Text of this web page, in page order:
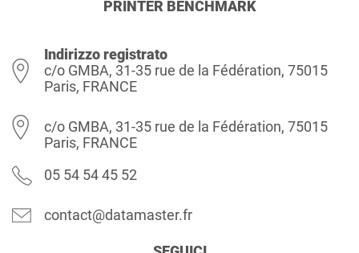
PRINTER BENCHMARK
Indirizzo registrato
c/o GMBA, 31-35 rue de la Fédération, 75015
Paris, FRANCE
c/o GMBA, 31-35 rue de la Fédération, 75015
Paris, FRANCE
05 54 54 45 52
contact@datamaster.fr